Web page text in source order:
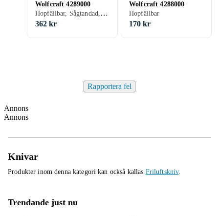
Wolfcraft 4289000
Hopfällbar, Sågtandad, 75 mm
362 kr
Wolfcraft 4288000
Hopfällbar
170 kr
Rapportera fel
Annons
Annons
Knivar
Produkter inom denna kategori kan också kallas Friluftskniv.
Trendande just nu